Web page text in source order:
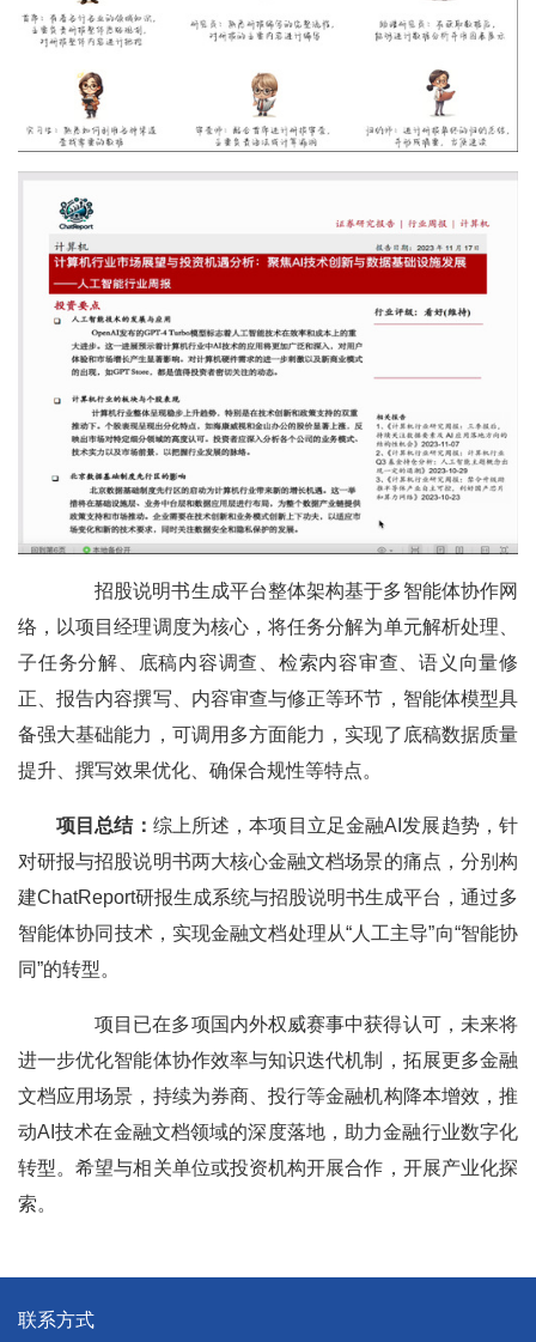
招股说明书生成平台整体架构基于多智能体协作网
络，以项目经理调度为核心，将任务分解为单元解析处理、
子任务分解、底稿内容调查、检索内容审查、语义向量修
正、报告内容撰写、内容审查与修正等环节，智能体模型具
备强大基础能力，可调用多方面能力，实现了底稿数据质量
提升、撰写效果优化、确保合规性等特点。
项目总结： 综上所述，本项目立足金融AI发展趋势，针
对研报与招股说明书两大核心金融文档场景的痛点，分别构
建ChatReport研报生成系统与招股说明书生成平台，通过多
智能体协同技术，实现金融文档处理从“人工主导”向“智能协
同”的转型。
项目已在多项国内外权威赛事中获得认可，未来将
进一步优化智能体协作效率与知识迭代机制，拓展更多金融
文档应用场景，持续为券商、投行等金融机构降本增效，推
动AI技术在金融文档领域的深度落地，助力金融行业数字化
转型。希望与相关单位或投资机构开展合作，开展产业化探
索。
联系方式